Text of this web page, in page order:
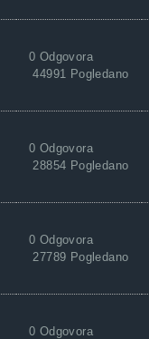
0 Odgovora
44991 Pogledano
0 Odgovora
28854 Pogledano
0 Odgovora
27789 Pogledano
0 Odgovora